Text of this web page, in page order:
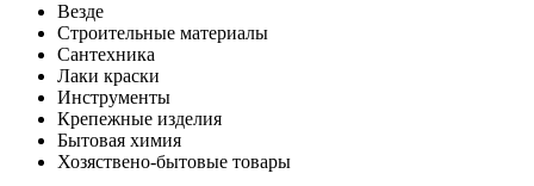
Везде
Строительные материалы
Сантехника
Лаки краски
Инструменты
Крепежные изделия
Бытовая химия
Хозяствено-бытовые товары